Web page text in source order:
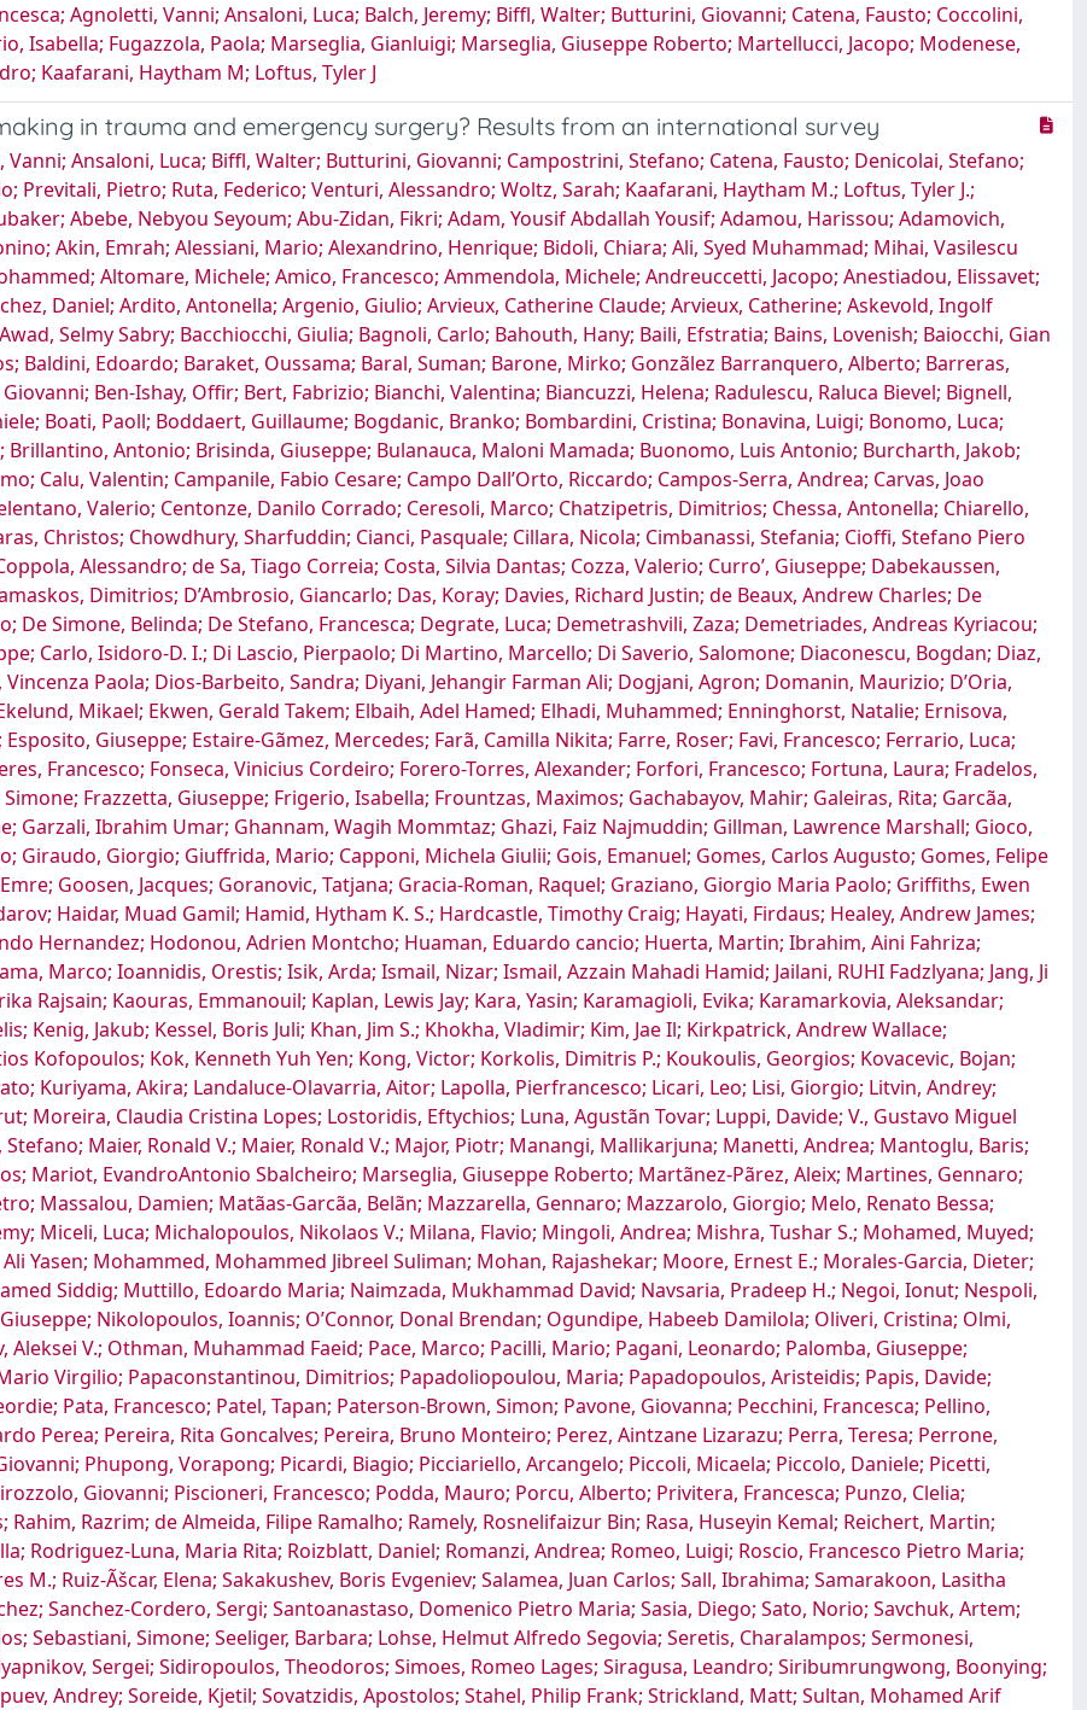
Agnoletti, Vanni; Ansaloni, Luca; Balch, Jeremy; Biffl, Walter; Butturini, Giovanni; Catena, Fausto; Coccolini,
Isabella; Fugazzola, Paola; Marseglia, Gianluigi; Marseglia, Giuseppe Roberto; Martellucci, Jacopo; Modenese,
Kaafarani, Haytham M; Loftus, Tyler J
in trauma and emergency surgery? Results from an international survey
Sofia; Esposito, Giuseppe; Estaire-Gãmez, Mercedes; Farã, Camilla Nikita; Farre, Roser; Favi, Francesco; Ferrario, Luca; Ferrario di Tor Vajana, Antonjacopo; Filisetti, Claudia; Fleres, Francesco; Fonseca, Vinicius Cordeiro; Forero-Torres, Alexander; Forfori, Francesco; Fortuna, Laura; Fradelos, Evangelos; Fraga, Gustavo P.; Fransvea, Pietro; Frassini, Simone; Frazzetta, Giuseppe; Frigerio, Isabella; Frountzas, Maximos; Gachabayov, Mahir; Galeiras, Rita; Garcãa, Belen Matãas; Garcia Vazquez, Alain; Gargarella, Simone; Garzali, Ibrahim Umar; Ghannam, Wagih Mommtaz; Ghazi, Faiz Najmuddin; Gillman, Lawrence Marshall; Gioco, Rossella; Giordano, Alessio; Giordano, Luca; Giove, Carlo; Giraudo, Giorgio; Giuffrida, Mario; Capponi, Michela Giulii; Gois, Emanuel; Gomes, Carlos Augusto; Gomes, Felipe Couto; Gonsaga, Ricardo Alessandro Teixeira; Gonullu, Emre; Goosen, Jacques; Goranovic, Tatjana; Gracia-Roman, Raquel; Graziano, Giorgio Maria Paolo; Griffiths, Ewen Alexander; Guagni, Tommaso; Hadzhiev, Dimitar Bozhidarov; Haidar, Muad Gamil; Hamid, Hytham K. S.; Hardcastle, Timothy Craig; Hayati, Firdaus; Healey, Andrew James; Hecker, Andreas; Hecker, Matthias; Garcia, Edgar Fernando Hernandez; Hodonou, Adrien Montcho; Huaman, Eduardo cancio; Huerta, Martin; Ibrahim, Aini Fahriza; Ibrahim, Basil Mohamed Salabeldin; Ietto, Giuseppe; Inama, Marco; Ioannidis, Orestis; Isik, Arda; Ismail, Nizar; Ismail, Azzain Mahadi Hamid; Jailani, RUHI Fadzlyana; Jang, Ji Young; Kalfountzos, Christos; Kalipershad, Sujala Niatarika Rajsain; Kaouras, Emmanouil; Kaplan, Lewis Jay; Kara, Yasin; Karamagioli, Evika; Karamarkovia, Aleksandar; Katsaros, Ioannis; Kavalakat, Alfie J.; Kechagias, Aristotelis; Kenig, Jakub; Kessel, Boris Juli; Khan, Jim S.; Khokha, Vladimir; Kim, Jae Il; Kirkpatrick, Andrew Wallace; Klappenbach, Roberto; Kobe, Yoshiro; Lymperis, Efstratios Kofopoulos; Kok, Kenneth Yuh Yen; Kong, Victor; Korkolis, Dimitris P.; Koukoulis, Georgios; Kovacevic, Bojan; Kruger, Vitor Favali; Kryvoruchko, Igor A.; Kurihara, Hayato; Kuriyama, Akira; Landaluce-Olavarria, Aitor; Lapolla, Pierfrancesco; Licari, Leo; Lisi, Giorgio; Litvin, Andrey; Lizarazu, Aintzane; Bayo, Heura Llaquet; Lohsiriwat, Varut; Moreira, Claudia Cristina Lopes; Lostoridis, Eftychios; Luna, Agustãn Tovar; Luppi, Davide; V., Gustavo Miguel Machain; Maegele, Marc; Maggiore, Daniele; Magnone, Stefano; Maier, Ronald V.; Maier, Ronald V.; Major, Piotr; Manangi, Mallikarjuna; Manetti, Andrea; Mantoglu, Baris; Marafante, Chiara; Mariani, Federico; Marinis, Athanasios; Mariot, EvandroAntonio Sbalcheiro; Marseglia, Giuseppe Roberto; Martãnez-Pãrez, Aleix; Martines, Gennaro; Perez, Aleix Martinez; Martino, Costanza; Mascagni, Pietro; Massalou, Damien; Matãas-Garcãa, Belãn; Mazzarella, Gennaro; Mazzarolo, Giorgio; Melo, Renato Bessa; Mendoza-Moreno, Fernando; Meric, Serhat; Meyer, Jeremy; Miceli, Luca; Michalopoulos, Nikolaos V.; Milana, Flavio; Mingoli, Andrea; Mishra, Tushar S.; Mohamed, Muyed; Mohamed, Musab Isam Eldin Abbas; Mohamedahmed, Ali Yasen; Mohammed, Mohammed Jibreel Suliman; Mohan, Rajashekar; Moore, Ernest E.; Morales-Garcia, Dieter; Muhrbeck, Mãns; Mulita, Francesk; Mustafa, Sami Mohamed Siddig; Muttillo, Edoardo Maria; Naimzada, Mukhammad David; Navsaria, Pradeep H.; Negoi, Ionut; Nespoli, Luca; Nguyen, Christine; Nidaw, Melkamu Kibret; Nigri, Giuseppe; Nikolopoulos, Ioannis; O’Connor, Donal Brendan; Ogundipe, Habeeb Damilola; Oliveri, Cristina; Olmi, Stefano; Ong, Ernest Cun Wang; Orecchia, Luca; Osipov, Aleksei V.; Othman, Muhammad Faeid; Pace, Marco; Pacilli, Mario; Pagani, Leonardo; Palomba, Giuseppe; Pantalone, Desire’; Panyko, Arpad; Paolillo, Ciro; Papa, Mario Virgilio; Papaconstantinou, Dimitrios; Papadoliopoulou, Maria; Papadopoulos, Aristeidis; Papis, Davide; Pararas, Nikolaos; Parreira, Jose Gustavo; Parry, Neil Geordie; Pata, Francesco; Patel, Tapan; Paterson-Brown, Simon; Pavone, Giovanna; Pecchini, Francesca; Pellino, Gianluca; Pelloni, Maria; Peloso, Andrea; del Pozo, Eduardo Perea; Pereira, Rita Goncalves; Pereira, Bruno Monteiro; Perez, Aintzane Lizarazu; Perra, Teresa; Perrone, Gennaro; Pesce, Antonio; Petagna, Lorenzo; Petracca, Giovanni; Phupong, Vorapong; Picardi, Biagio; Picciariello, Arcangelo; Piccoli, Micaela; Piccolo, Daniele; Picetti, Edoardo; Pikoulis Pikoulis, Emmanouil; Pintar, Tadeja; Pirozzolo, Giovanni; Piscioneri, Francesco; Podda, Mauro; Porcu, Alberto; Privitera, Francesca; Punzo, Clelia; Quaresima, Silvia; Quiodettis, Martha Alexa; Qvist, Niels; Rahim, Razrim; de Almeida, Filipe Ramalho; Ramely, Rosnelifaizur Bin; Rasa, Huseyin Kemal; Reichert, Martin; Reinisch-Liese, Alexander; Renne, Angela; Riccetti, Camilla; Rodriguez-Luna, Maria Rita; Roizblatt, Daniel; Romanzi, Andrea; Romeo, Luigi; Roscio, Francesco Pietro Maria; Rosnelifaizur, Ramely Bin; Rossi, Stefano; Rubiano, Andres M.; Ruiz-Ãšcar, Elena; Sakakushev, Boris Evgeniev; Salamea, Juan Carlos; Sall, Ibrahima; Samarakoon, Lasitha Bhagya; Sammartano, Fabrizio; Arteaga, Alejandro Sanchez; Sanchez-Cordero, Sergi; Santoanastaso, Domenico Pietro Maria; Sasia, Diego; Sato, Norio; Savchuk, Artem; Sawyer, Robert Grant; Scaioli, Giacomo; Schizas, Dimitrios; Sebastiani, Simone; Seeliger, Barbara; Lohse, Helmut Alfredo Segovia; Seretis, Charalampos; Sermonesi, Giacomo; Serradilla-Martin, Mario; Shelat, Vishal G.; Shlyapnikov, Sergei; Sidiropoulos, Theodoros; Simoes, Romeo Lages; Siragusa, Leandro; Siribumrungwong, Boonying; Slavchev, Mihail; Solaini, Leonardo; Soldini, Gabriele; Sopuev, Andrey; Soreide, Kjetil; Sovatzidis, Apostolos; Stahel, Philip Frank; Strickland, Matt; Sultan, Mohamed Arif Hameed; Sydorchuk, Ruslan; Sydorchuk, Larysa; Syed, Syed Muhammad Ali Muhammad; Syed, Ali Muhammad; Tallon-Aguilar, Luis; Tamburini, Andrea Marco; Tamini, Nicolò; Tan, Edward C. T. H.; Tan, Jih Huei; Tarasconi, Antonio; Tartaglia, Nicola; Tartaglia, Giuseppe; Tartaglia, Dario; Taylor, John Vincent; Tebala, Giovanni Domenico; Gonsaga, Ricardo Alessandro Teixeira; Teuben, Michel; Theodorou, Alexis; Tolonen, Matti; Tomasicchio, Giovanni; Toro, Adriana; Torre, Beatrice; Triantafyllou, Tania; Trigiante Trigiante, Giuseppe; Tripepi, Marzia; Trostchansky, Julio; Tsekouras, Konstantinos; Turrado-Rodriguez, Victor; Tutino, Roberta; Uccelli, Matteo; Uchikov, Petar Angelov; Ugarte-Sierra, Bakarne; Ukkonen, Mika Tapani; Vailas, Michail; Vassiliu, Panteleimon G.; Vazquez, Alain Garcia; Vazquez, Rita Galeiras; Verde, Juan Ezequiel; Verde, Juan Manuel; Veroux, Massimiliano; Viganò, Jacopo; Vilallonga, Ramon; Visconti, Diego; Vittori, Alessandro; Waledziak, Macie